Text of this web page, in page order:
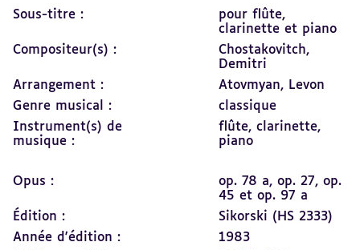
Sous-titre :
pour flûte,
clarinette et piano
Compositeur(s) :
Chostakovitch,
Demitri
Arrangement :
Atovmyan, Levon
Genre musical :
classique
Instrument(s) de
musique :
flûte, clarinette,
piano
Opus :
op. 78 a, op. 27, op.
45 et op. 97 a
Édition :
Sikorski (HS 2333)
Année d'édition :
1983